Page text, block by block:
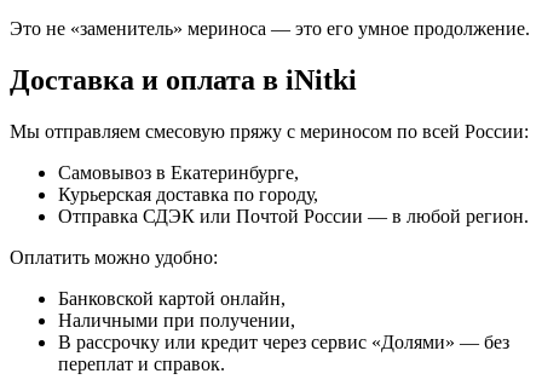
Это не «заменитель» мериноса — это его умное продолжение.
Доставка и оплата в iNitki
Мы отправляем смесовую пряжу с мериносом по всей России:
Самовывоз в Екатеринбурге,
Курьерская доставка по городу,
Отправка СДЭК или Почтой России — в любой регион.
Оплатить можно удобно:
Банковской картой онлайн,
Наличными при получении,
В рассрочку или кредит через сервис «Долями» — без
переплат и справок.